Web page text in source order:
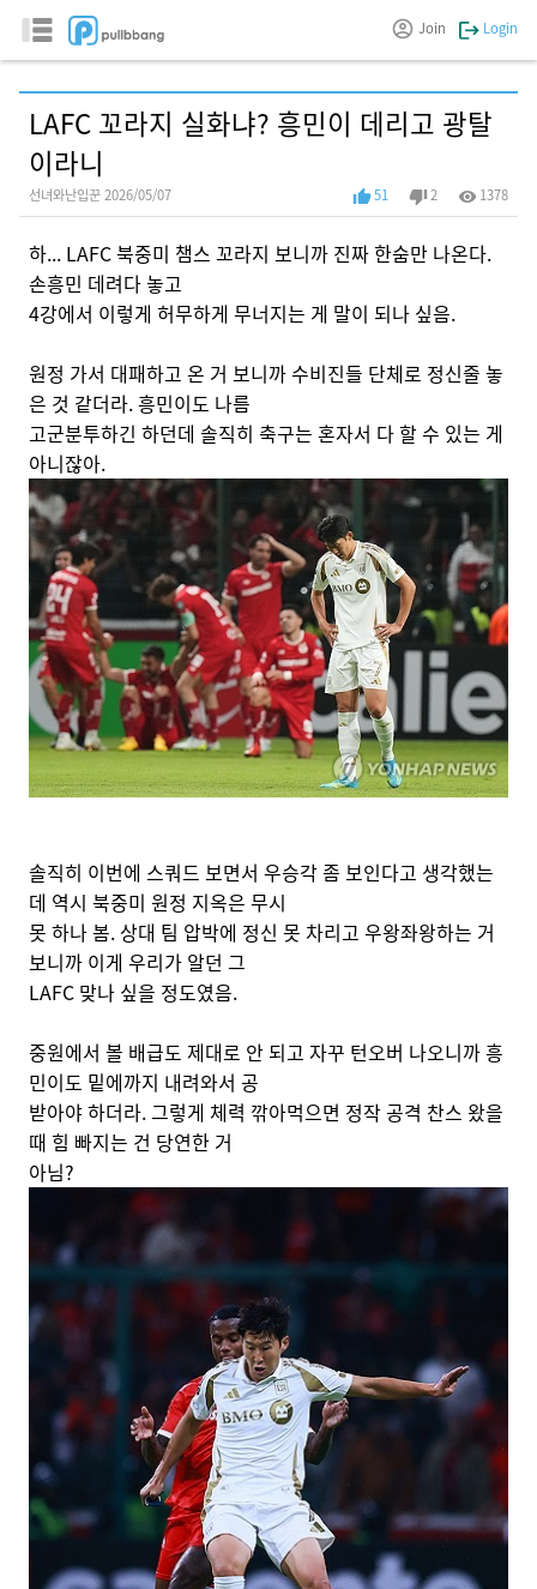
Join Login
LAFC 꼬라지 실화냐? 흥민이 데리고 광탈
이라니
선녀와난입꾼 2026/05/07 51 2 1378
하... LAFC 북중미 챔스 꼬라지 보니까 진짜 한숨만 나온다.
손흥민 데려다 놓고
4강에서 이렇게 허무하게 무너지는 게 말이 되나 싶음.
원정 가서 대패하고 온 거 보니까 수비진들 단체로 정신줄 놓
은 것 같더라. 흥민이도 나름
고군분투하긴 하던데 솔직히 축구는 혼자서 다 할 수 있는 게
아니잖아.
솔직히 이번에 스쿼드 보면서 우승각 좀 보인다고 생각했는
데 역시 북중미 원정 지옥은 무시
못 하나 봄. 상대 팀 압박에 정신 못 차리고 우왕좌왕하는 거
보니까 이게 우리가 알던 그
LAFC 맞나 싶을 정도였음.
중원에서 볼 배급도 제대로 안 되고 자꾸 턴오버 나오니까 흥
민이도 밑에까지 내려와서 공
받아야 하더라. 그렇게 체력 깎아먹으면 정작 공격 찬스 왔을
때 힘 빠지는 건 당연한 거
아님?